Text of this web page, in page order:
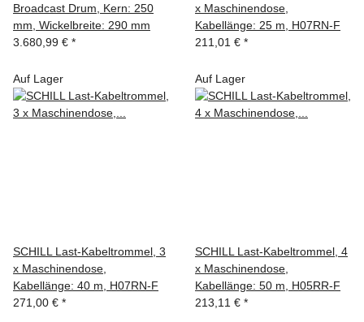
Broadcast Drum, Kern: 250
mm, Wickelbreite: 290 mm
3.680,99 € *
x Maschinendose,
Kabellänge: 25 m, H07RN-F
211,01 € *
Auf Lager
SCHILL Last-Kabeltrommel, 3
x Maschinendose,
Kabellänge: 40 m, H07RN-F
271,00 € *
Auf Lager
SCHILL Last-Kabeltrommel, 4
x Maschinendose,
Kabellänge: 50 m, H05RR-F
213,11 € *